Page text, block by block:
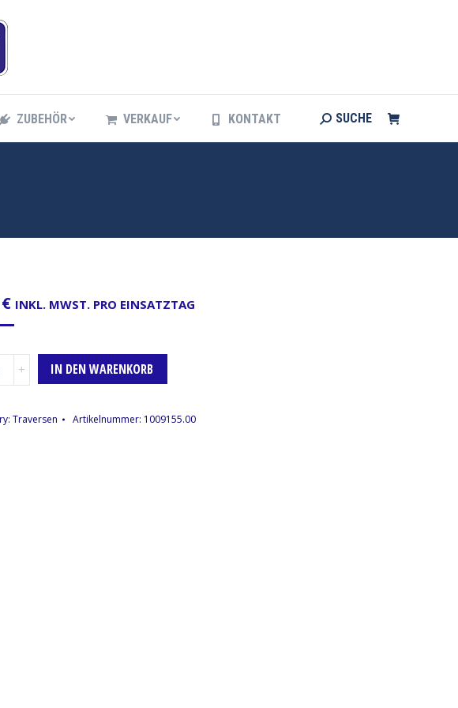
ZUBEHÖR VERKAUF KONTAKT Search:
SUCHE
€ INKL. MWST. PRO EINSATZTAG
IN DEN WARENKORB
Traversen Artikelnummer: 1009155.00